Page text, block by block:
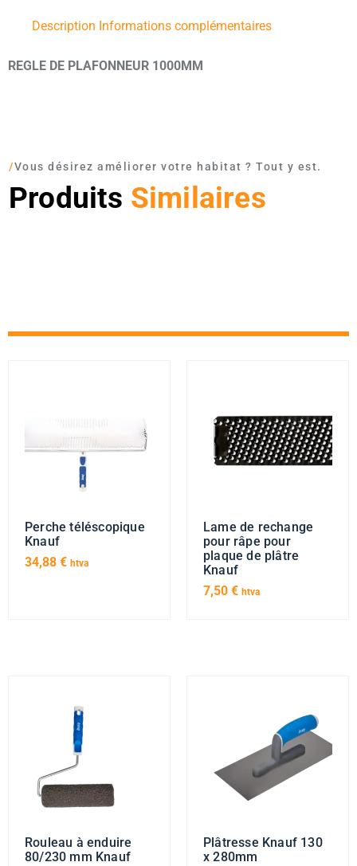
Description Informations complémentaires
REGLE DE PLAFONNEUR 1000MM
/Vous désirez améliorer votre habitat ? Tout y est.
Produits Similaires
Perche téléscopique
Knauf
34,88 € htva
Lame de rechange
pour râpe pour
plaque de plâtre
Knauf
7,50 € htva
Rouleau à enduire
80/230 mm Knauf
Plâtresse Knauf 130
x 280mm